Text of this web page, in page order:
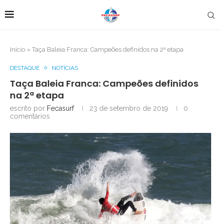
Início » Taça Baleia Franca: Campeões definidos na 2ª etapa
DESTAQUE NOTÍCIAS
Taça Baleia Franca: Campeões definidos
na 2ª etapa
escrito por Fecasurf 23 de setembro de 2019
0
comentários